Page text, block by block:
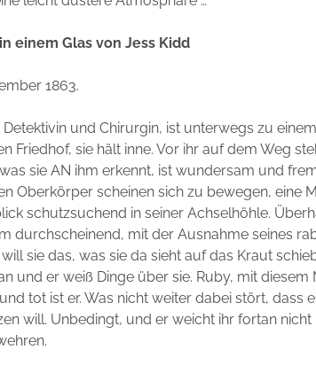
einem Glas von Jess Kidd
1863.
Detektivin und Chirurgin, ist unterwegs zu
Friedhof, sie hält inne. Vor ihr auf dem Weg
sie AN ihm erkennt, ist wundersam und
Oberkörper scheinen sich zu bewegen, eine
schutzsuchend in seiner Achselhöhle.
durchscheinend, mit der Ausnahme seines
will sie das, was sie da sieht auf das Kraut
und er weiß Dinge über sie. Ruby, mit diesem
tot ist er. Was nicht weiter dabei stört, dass
will. Unbedingt, und er weicht ihr fortan